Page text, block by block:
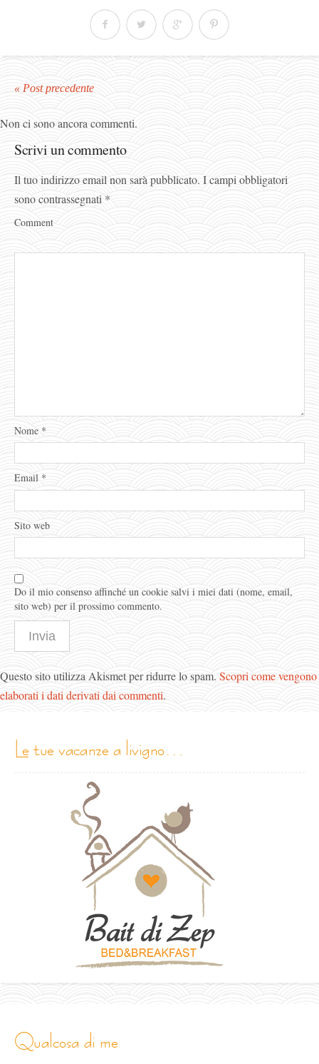
« Post precedente
Non ci sono ancora commenti.
Scrivi un commento
Il tuo indirizzo email non sarà pubblicato. I campi obbligatori
sono contrassegnati *
Comment
Nome *
Email *
Sito web
Do il mio consenso affinché un cookie salvi i miei dati (nome, email,
sito web) per il prossimo commento.
Questo sito utilizza Akismet per ridurre lo spam. Scopri come vengono
elaborati i dati derivati dai commenti.
le tue vacanze a livigno…
qualcosa di me